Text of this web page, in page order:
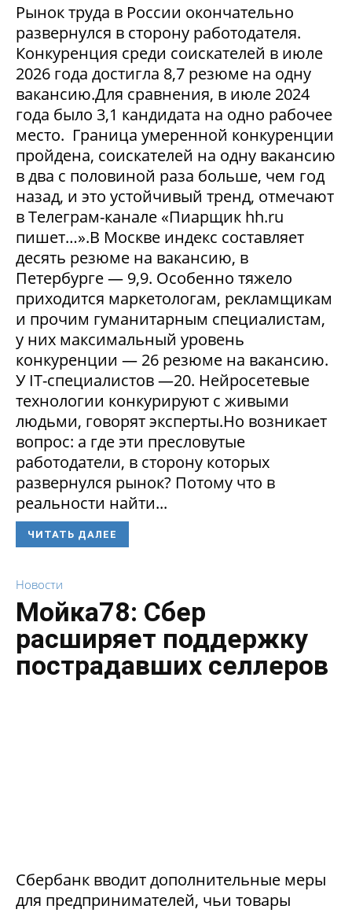
Рынок труда в России окончательно
развернулся в сторону работодателя.
Конкуренция среди соискателей в июле
2026 года достигла 8,7 резюме на одну
вакансию.Для сравнения, в июле 2024
года было 3,1 кандидата на одно рабочее
место. Граница умеренной конкуренции
пройдена, соискателей на одну вакансию
в два с половиной раза больше, чем год
назад, и это устойчивый тренд, отмечают
в Телеграм-канале «Пиарщик hh.ru
пишет…».В Москве индекс составляет
десять резюме на вакансию, в
Петербурге — 9,9. Особенно тяжело
приходится маркетологам, рекламщикам
и прочим гуманитарным специалистам,
у них максимальный уровень
конкуренции — 26 резюме на вакансию.
У IT-специалистов —20. Нейросетевые
технологии конкурируют с живыми
людьми, говорят эксперты.Но возникает
вопрос: а где эти пресловутые
работодатели, в сторону которых
развернулся рынок? Потому что в
реальности найти...
ЧИТАТЬ ДАЛЕЕ
Новости
Мойка78: Сбер
расширяет поддержку
пострадавших селлеров
Сбербанк вводит дополнительные меры
для предпринимателей, чьи товары